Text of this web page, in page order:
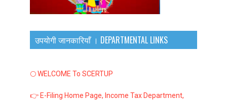
उपयोगी जानकारियाँ । DEPARTMENTAL LINKS
🌕 WELCOME To SCERTUP
👉 E-Filing Home Page, Income Tax Department,